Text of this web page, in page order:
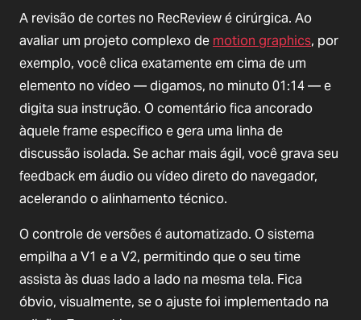
A revisão de cortes no RecReview é cirúrgica. Ao
avaliar um projeto complexo de motion graphics, por
exemplo, você clica exatamente em cima de um
elemento no vídeo — digamos, no minuto 01:14 — e
digita sua instrução. O comentário fica ancorado
àquele frame específico e gera uma linha de
discussão isolada. Se achar mais ágil, você grava seu
feedback em áudio ou vídeo direto do navegador,
acelerando o alinhamento técnico.
O controle de versões é automatizado. O sistema
empilha a V1 e a V2, permitindo que o seu time
assista às duas lado a lado na mesma tela. Fica
óbvio, visualmente, se o ajuste foi implementado na